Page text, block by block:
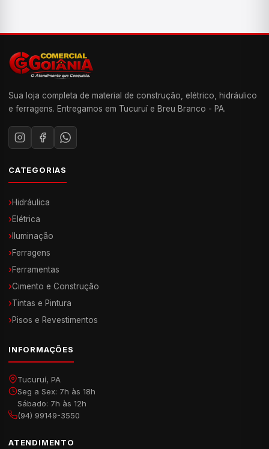
Sua loja completa de material de construção, elétrico, hidráulico
e ferragens. Entregamos em Tucuruí e Breu Branco - PA.
CATEGORIAS
›Hidráulica
›Elétrica
› Iluminação
›Ferragens
›Ferramentas
›Cimento e Construção
›Tintas e Pintura
›Pisos e Revestimentos
INFORMAÇÕES
Tucuruí, PA
Seg a Sex: 7h às 18h
Sábado: 7h às 12h
(94) 99149-3550
ATENDIMENTO